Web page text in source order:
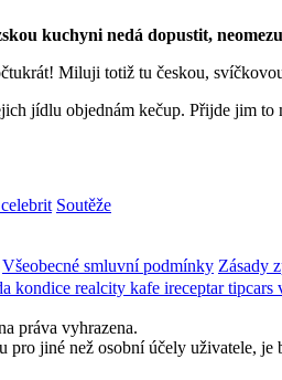
kuchyni nedá dopustit,
Miluji totiž tu českou,
jídlu objednám kečup. Přijde jim
Soutěže
Všeobecné smluvní podmínky Zásady
kondice realcity kafe ireceptartipcars
práva vyhrazena.
jiné než osobní účely uživatele,